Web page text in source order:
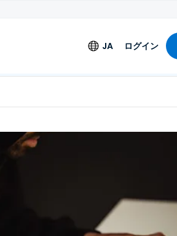
リングライセンス
JA
Nederlands
ログイン